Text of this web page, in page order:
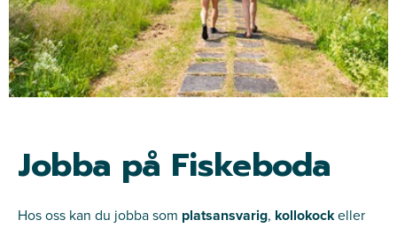
Jobba på Fiskeboda
Hos oss kan du jobba som platsansvarig, kollokockeller